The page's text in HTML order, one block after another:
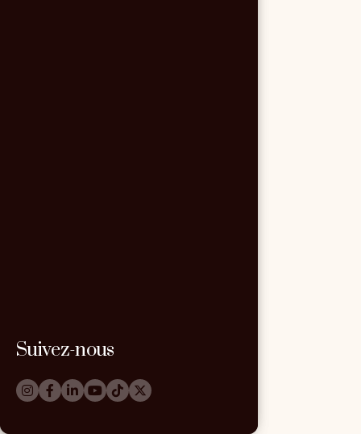
Suivez-nous
Suivez-nous